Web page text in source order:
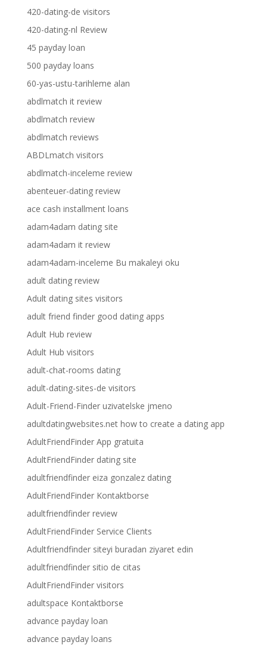
420-dating-de visitors
420-dating-nl Review
45 payday loan
500 payday loans
60-yas-ustu-tarihleme alan
abdlmatch it review
abdlmatch review
abdlmatch reviews
ABDLmatch visitors
abdlmatch-inceleme review
abenteuer-dating review
ace cash installment loans
adam4adam dating site
adam4adam it review
adam4adam-inceleme Bu makaleyi oku
adult dating review
Adult dating sites visitors
adult friend finder good dating apps
Adult Hub review
Adult Hub visitors
adult-chat-rooms dating
adult-dating-sites-de visitors
Adult-Friend-Finder uzivatelske jmeno
adultdatingwebsites.net how to create a dating app
AdultFriendFinder App gratuita
AdultFriendFinder dating site
adultfriendfinder eiza gonzalez dating
AdultFriendFinder Kontaktborse
adultfriendfinder review
AdultFriendFinder Service Clients
Adultfriendfinder siteyi buradan ziyaret edin
adultfriendfinder sitio de citas
AdultFriendFinder visitors
adultspace Kontaktborse
advance payday loan
advance payday loans